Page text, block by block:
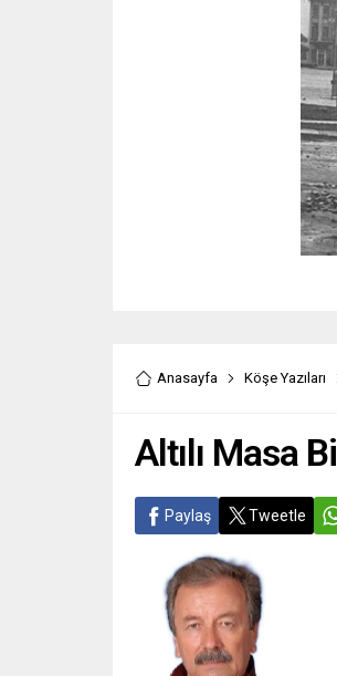
Anasayfa Köşe Yazıları
Altılı Masa
Paylaş Tweetle